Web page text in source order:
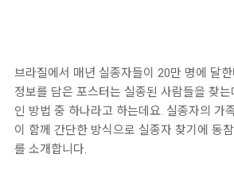
브라질에서 매년 실종자들이 20만 명에 달
정보를 담은 포스터는 실종된 사람들을 찾
인 방법 중 하나라고 하는데요. 실종자의 가
이 함께 간단한 방식으로 실종자 찾기에 동
를 소개합니다.